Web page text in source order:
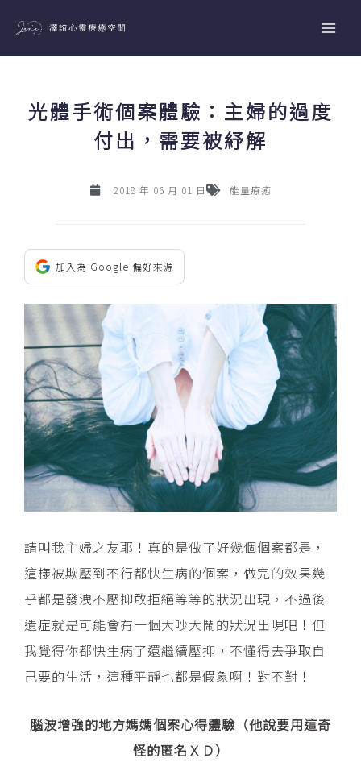
主
光體手術個案體驗：主婦的過度
付出，需要被紓解
2018 年 06 月 01 日 能量療癒
加入為 Google 偏好來源
請叫我主婦之友耶！真的是做了好幾個個案都是，
這樣被欺壓到不行都快生病的個案，做完的效果幾
乎都是發洩不壓抑敢拒絕等等的狀況出現，不過後
遺症就是可能會有一個大吵大鬧的狀況出現吧！但
我覺得你都快生病了還繼續壓抑，不懂得去爭取自
己要的生活，這種平靜也都是假象啊！對不對！
腦波增強的地方媽媽個案心得體驗（他說要用這奇
怪的匿名ＸＤ）